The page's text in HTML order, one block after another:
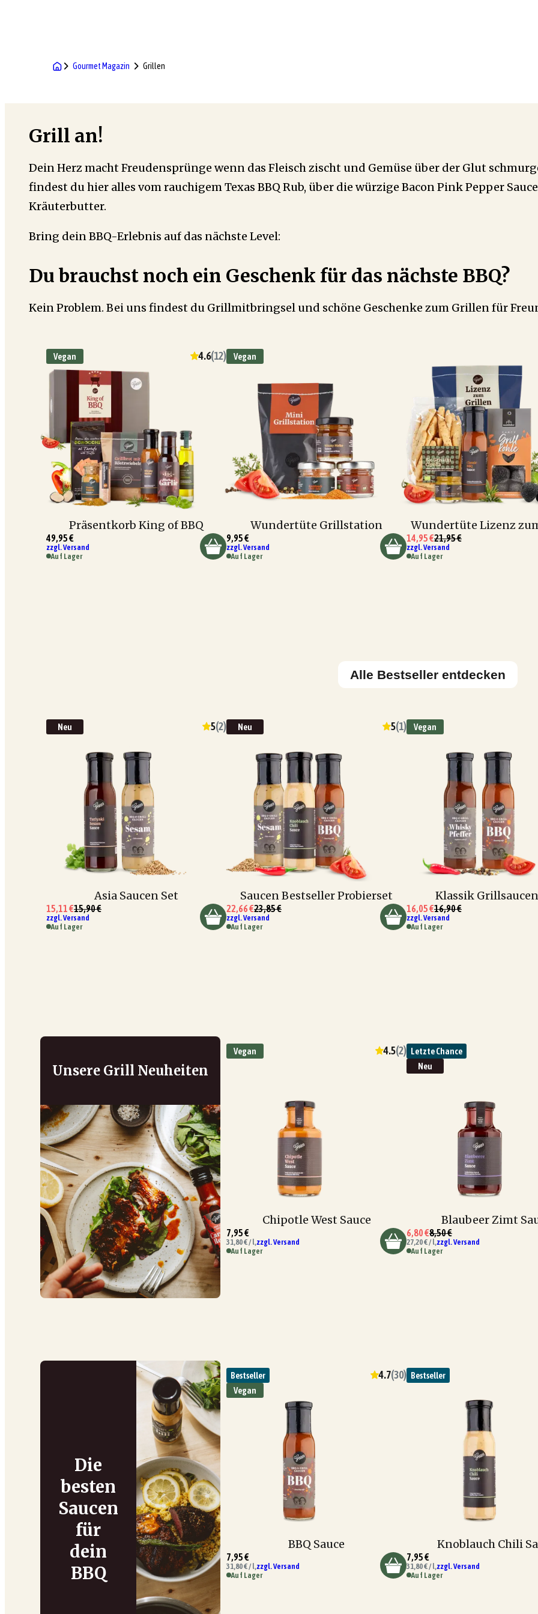
Gourmet Magazin Grillen
Grill an!
Dein Herz macht Freudensprünge wenn das Fleisch zischt und Gemüse über der Glut
findest du hier alles vom rauchigem Texas BBQ Rub, über die würzige Bacon Pink Pepper
Kräuterbutter.
Bring dein BBQ-Erlebnis auf das nächste Level:
Du brauchst noch ein Geschenk für das nächste BBQ?
Kein Problem. Bei uns findest du Grillmitbringsel und schöne Geschenke zum Grillen für
Vegan 4.6(12)
Präsentkorb King of BBQ
49,95 €
zzgl. Versand
Auf Lager
Vegan
Wundertüte Grillstation
9,95 €
zzgl. Versand
Auf Lager
Wundertüte Lizenz
14,95 €21,95 €
zzgl. Versand
Auf Lager
Alle Bestseller entdecken
Neu 5(2)
Asia Saucen Set
15,11 €15,90 €
zzgl. Versand
Auf Lager
Neu 5(1)
Saucen Bestseller Probierset
22,66 €23,85 €
zzgl. Versand
Auf Lager
Vegan
Klassik
16,05 €16,90 €
zzgl. Versand
Auf Lager
Unsere Grill Neuheiten
Vegan 4.5(2)
Chipotle West Sauce
7,95 €
31,80 € / l,zzgl. Versand
Auf Lager
Letzte Chance
Neu
Blaubeer Zimt
6,80 €8,50 €
27,20 € / l,zzgl. Versand
Auf Lager
Die
besten
Saucen
für
dein
BBQ
Bestseller
Vegan
4.7(30)
BBQ Sauce
7,95 €
31,80 € / l,zzgl. Versand
Auf Lager
Bestseller
Knoblauch Chili
7,95 €
31,80 € / l,zzgl. Versand
Auf Lager